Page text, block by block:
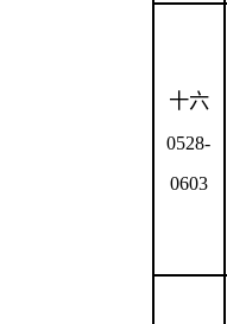
十六
0528-
0603